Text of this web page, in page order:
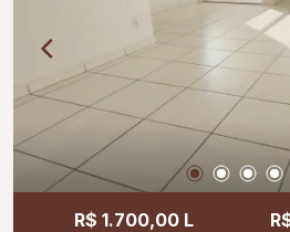
R$ 1.700,00 L